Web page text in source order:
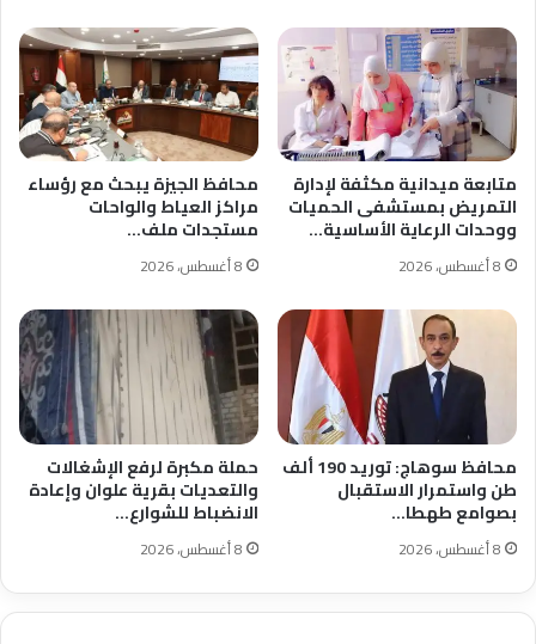
متابعة ميدانية مكثفة لإدارة
التمريض بمستشفى الحميات
ووحدات الرعاية الأساسية…
8 أغسطس، 2026
محافظ الجيزة يبحث مع رؤساء
مراكز العياط والواحات
مستجدات ملف…
8 أغسطس، 2026
محافظ سوهاج: توريد 190 ألف
طن واستمرار الاستقبال
بصوامع طهطا…
8 أغسطس، 2026
حملة مكبرة لرفع الإشغالات
والتعديات بقرية علوان وإعادة
الانضباط للشوارع…
8 أغسطس، 2026